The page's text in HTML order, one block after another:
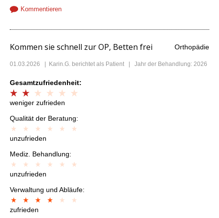
Kommentieren
Kommen sie schnell zur OP, Betten frei Orthopädie
01.03.2026 Karin.G. berichtet als Patient | Jahr der Behandlung: 2026
Gesamtzufriedenheit:
weniger zufrieden
Qualität der Beratung:
unzufrieden
Mediz. Behandlung:
unzufrieden
Verwaltung und Abläufe:
zufrieden